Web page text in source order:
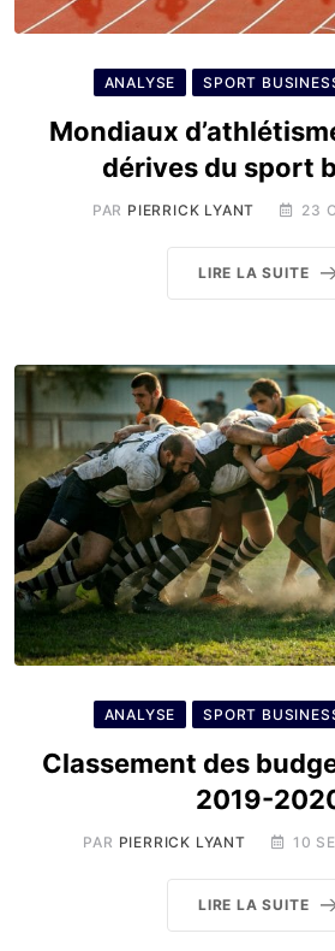
ANALYSE SPORT
Mondiaux
dérives du sport
PAR PIERRICK LYANT 23
LIRE LA SUITE
ANALYSE SPORT
Classement des
2019-
PAR PIERRICK LYANT 10
LIRE LA SUITE